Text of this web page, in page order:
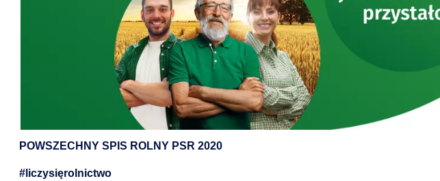
POWSZECHNY SPIS ROLNY PSR 2020
#liczysięrolnictwo